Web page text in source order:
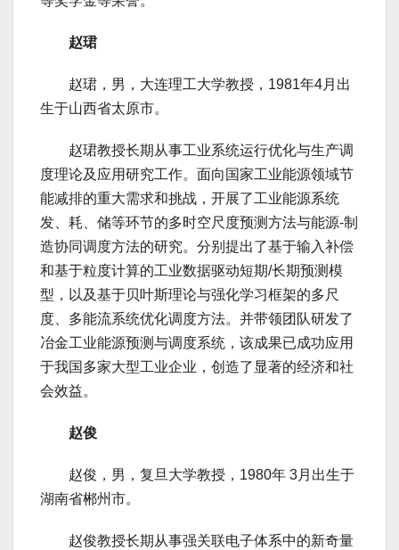
赵珺
赵珺，男，大连理工大学教授，1981年4月出
生于山西省太原市。
赵珺教授长期从事工业系统运行优化与生产调
度理论及应用研究工作。面向国家工业能源领域节
能减排的重大需求和挑战，开展了工业能源系统
发、耗、储等环节的多时空尺度预测方法与能源-制
造协同调度方法的研究。分别提出了基于输入补偿
和基于粒度计算的工业数据驱动短期/长期预测模
型，以及基于贝叶斯理论与强化学习框架的多尺
度、多能流系统优化调度方法。并带领团队研发了
冶金工业能源预测与调度系统，该成果已成功应用
于我国多家大型工业企业，创造了显著的经济和社
会效益。
赵俊
赵俊，男，复旦大学教授，1980年 3月出生于
湖南省郴州市。
赵俊教授长期从事强关联电子体系中的新奇量